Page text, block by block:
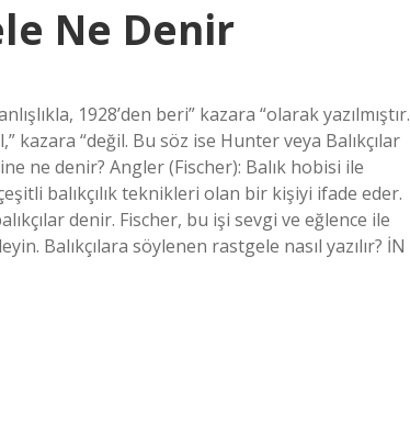
Ne Denir
1928’den beri” kazara “olarak yazılmıştır.
kazara “değil. Bu söz ise Hunter veya Balıkçılar
ne denir? Angler (Fischer): Balık hobisi ile
balıkçılık teknikleri olan bir kişiyi ifade eder.
denir. Fischer, bu işi sevgi ve eğlence ile
Balıkçılara söylenen rastgele nasıl yazılır? İN